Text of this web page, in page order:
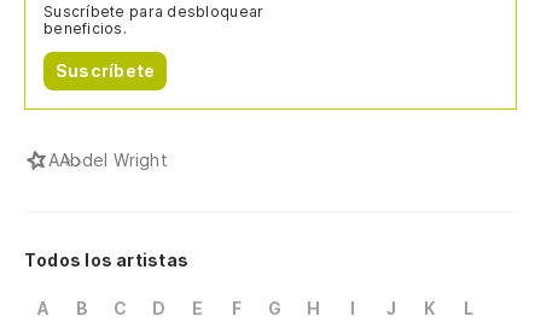
Suscríbete para desbloquear
beneficios.
Suscríbete
AAbdel Wright
Todos los artistas
A B C D E F G H I J K
L